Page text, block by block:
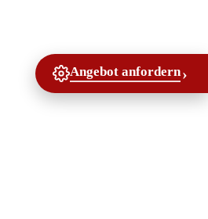
Angebot anfordern›